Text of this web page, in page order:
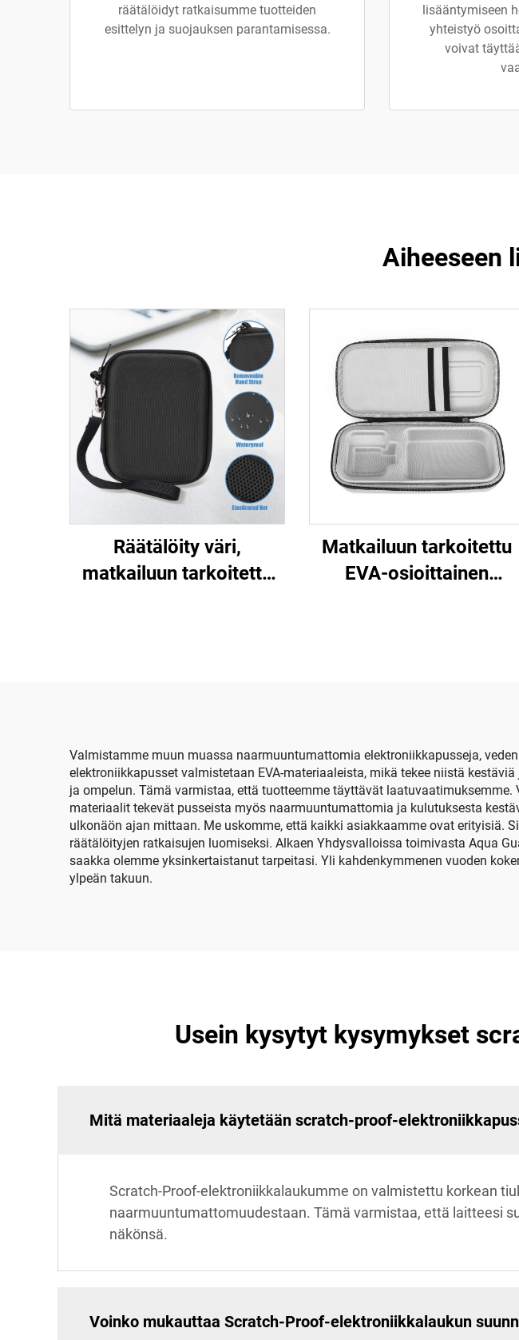
räätälöidyt ratkaisumme tuotteiden
esittelyn ja suojauksen parantamisessa.
lisääntymiseen
yhteistyö
voivat
Aiheeseen
Räätälöity väri,
matkailuun tarkoitettu
koteloit sekä räätälöity
logo
Matkailuun tarkoitettu
EVA-osioittainen
Valmistamme muun muassa naarmuuntumattomia elektroniikkapusseja,
elektroniikkapusset valmistetaan EVA-materiaaleista, mikä tekee niistä
ja ompelun. Tämä varmistaa, että tuotteemme täyttävät
materiaalit tekevät pusseista myös naarmuuntumattomia ja kulutuksesta
ulkonäön ajan mittaan. Me uskomme, että kaikki asiakkaamme ovat erityisiä.
räätälöityjen ratkaisujen luomiseksi. Alkaen Yhdysvalloissa toimivasta Aqua
saakka olemme yksinkertaistanut tarpeitasi. Yli kahdenkymmenen vuoden
ylpeän takuun.
Usein kysytyt kysymykset
Mitä materiaaleja käytetään scratch-proof-
Scratch-Proof-elektroniikkalaukumme on valmistettu korkean
naarmuuntumattomuudestaan. Tämä varmistaa, että laitteesi
näkönsä.
Voinko mukauttaa Scratch-Proof-elektroniikkalaukun